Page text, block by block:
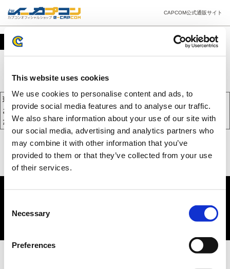
This website uses cookies
We use cookies to personalise content and ads, to
provide social media features and to analyse our traffic.
We also share information about your use of our site with
our social media, advertising and analytics partners who
may combine it with other information that you’ve
provided to them or that they’ve collected from your use
of their services.
Selection
Necessary
Preferences
CAPCOM公式通販サイト
カート
現在、カートには商品が入っておりません。
お買い物を続けるには下の 「お買い物を続ける」 をクリックしてく
ださい。